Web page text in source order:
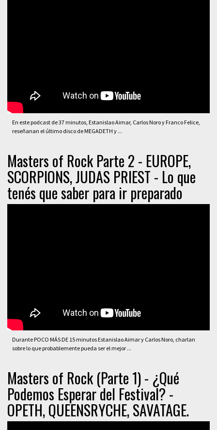
En este podcast de 37 minutos, Estanislao Aimar, Carlos Noro y Franco Felice,
reseñanan el último disco de MEGADETH y ...
Masters of Rock Parte 2 - EUROPE,
SCORPIONS, JUDAS PRIEST - Lo que
tenés que saber para ir preparado
Durante POCO MÁS DE 15 minutos Estanislao Aimar y Carlos Noro, charlan
sobre lo que probablemente pueda ser el mejor ...
Masters of Rock (Parte 1) - ¿Qué
Podemos Esperar del Festival? -
OPETH, QUEENSRYCHE, SAVATAGE.